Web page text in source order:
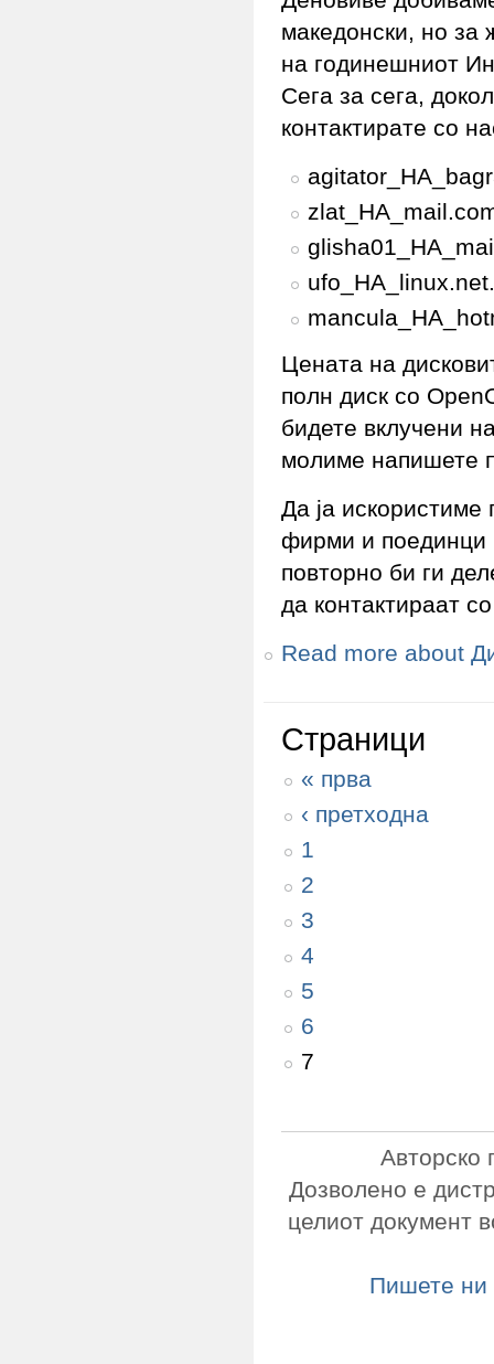
македонски, но за
на годинешниот
Сега за сега,
контактирате со
Цената на
полн диск со
бидете вклучени
молиме напишете
Да ја искористиме
фирми и поединци
повторно би ги
да контактираат
Read more about
Страници
« прва
‹ претходна
1
2
3
4
5
6
7
Авторско
Дозволено е
целиот документ
Пишете ни